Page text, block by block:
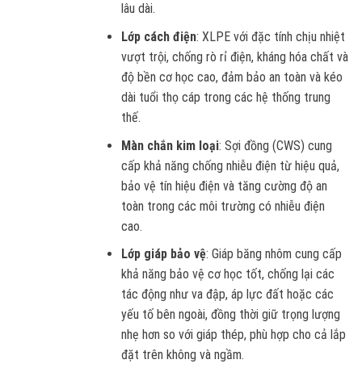
lâu dài.
Lớp cách điện: XLPE với đặc tính chịu nhiệt
vượt trội, chống rò rỉ điện, kháng hóa chất và
độ bền cơ học cao, đảm bảo an toàn và kéo
dài tuổi thọ cáp trong các hệ thống trung
thế.
Màn chắn kim loại: Sợi đồng (CWS) cung
cấp khả năng chống nhiễu điện từ hiệu quả,
bảo vệ tín hiệu điện và tăng cường độ an
toàn trong các môi trường có nhiễu điện
cao.
Lớp giáp bảo vệ: Giáp băng nhôm cung cấp
khả năng bảo vệ cơ học tốt, chống lại các
tác động như va đập, áp lực đất hoặc các
yếu tố bên ngoài, đồng thời giữ trọng lượng
nhẹ hơn so với giáp thép, phù hợp cho cả lắp
đặt trên không và ngầm.